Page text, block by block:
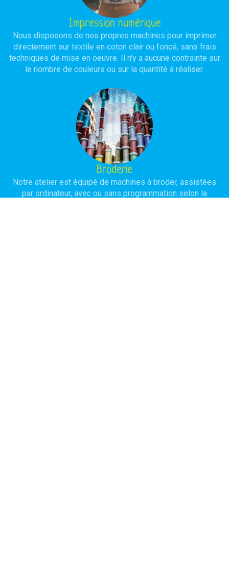
Impression numérique
Nous disposons de nos propres machines pour imprimer
directement sur textile en coton clair ou foncé, sans frais
techniques de mise en oeuvre. Il n'y a aucune contrainte sur
le nombre de couleurs ou sur la quantité à réaliser.
Broderie
Notre atelier est équipé de machines à broder, assistées
par ordinateur, avec ou sans programmation selon la